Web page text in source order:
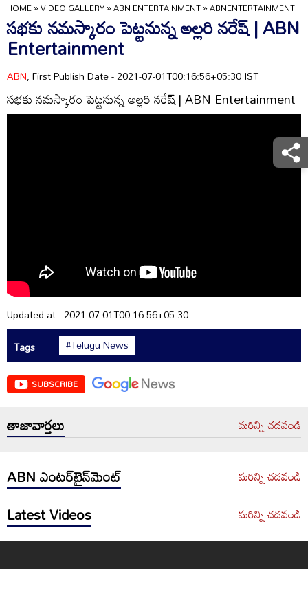
HOME»VIDEO GALLERY»ABN ENTERTAINMENT»ABNENTERTAINMENT
సభకు నమస్కారం పెట్టనున్న అల్లరి నరేష్ | ABN
Entertainment
ABN, First Publish Date - 2021-07-01T00:16:56+05:30 IST
సభకు నమస్కారం పెట్టనున్న అల్లరి నరేష్ | ABN Entertainment
Updated at - 2021-07-01T00:16:56+05:30
Tags
#Telugu News
SUBSCRIBE
తాజావార్తలు మరిన్ని చదవండి
ABN ఎంటర్‌టైన్‌మెంట్ మరిన్ని చదవండి
Latest Videos మరిన్ని చదవండి